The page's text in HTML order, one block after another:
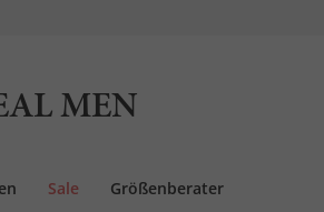
MEN
Sale Größenberater